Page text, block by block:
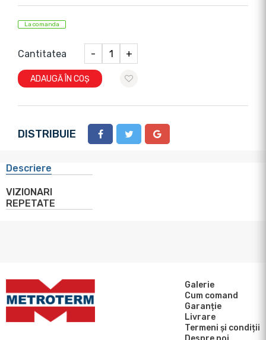
La comanda
Cantitatea - +
ADAUGĂ ÎN COȘ
DISTRIBUIE
Descriere
VIZIONARI
REPETATE
Galerie
Cum comand
Garanție
Livrare
Termeni și condiții